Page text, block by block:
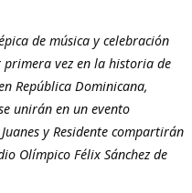
de música y celebración
vez en la historia de
República Dominicana,
unirán en un evento
y Residente compartirán
Olímpico Félix Sánchez de